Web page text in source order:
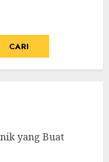
CARI
yang Buat